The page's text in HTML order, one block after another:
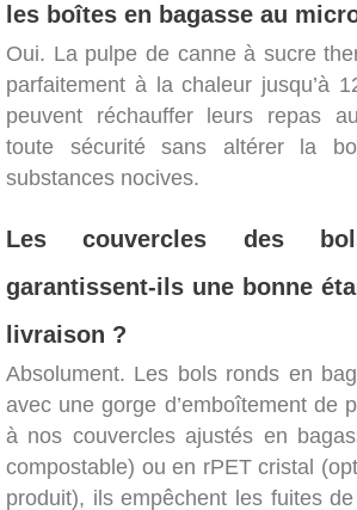
les boîtes en bagasse au
Oui. La pulpe de canne à sucre
parfaitement à la chaleur jusqu’à
peuvent réchauffer leurs repas
toute sécurité sans altérer la
substances nocives.
Les couvercles des
garantissent-ils une bonne
livraison ?
Absolument. Les bols ronds en
avec une gorge d’emboîtement de
à nos couvercles ajustés en
compostable) ou en rPET cristal
produit), ils empêchent les fuites